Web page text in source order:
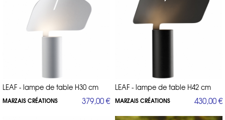
LEAF - lampe de table H30 cm
MARZAIS CRÉATIONS 379,00 €
LEAF - lampe de table H42 cm
MARZAIS CRÉATIONS 430,00 €